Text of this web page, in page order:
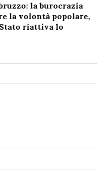
la burocrazia
la volontà popolare,
riattiva lo